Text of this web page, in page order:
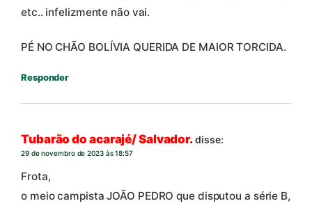
etc.. infelizmente não vai.
PÉ NO CHÃO BOLÍVIA QUERIDA DE MAIOR TORCIDA.
Responder
Tubarão do acarajé/ Salvador.disse:
29 de novembro de 2023 às 18:57
Frota,
o meio campista JOÃO PEDRO que disputou a série B,